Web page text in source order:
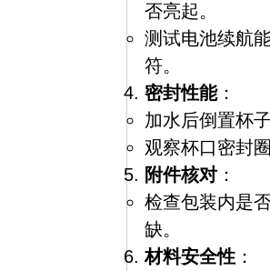
否亮起。
测试电池续航
符。
密封性能：
加水后倒置杯
观察杯口密封
附件核对 ：
检查包装内是
缺。
材料安全性 ：